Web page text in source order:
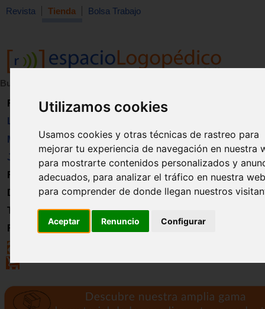
Utilizamos cookies
Usamos cookies y otras técnicas de rastreo para
mejorar tu experiencia de navegación en nuestra
para mostrarte contenidos personalizados y
adecuados, para analizar el tráfico en nuestra
para comprender de donde llegan nuestros
Aceptar Renuncio Configurar
Revista Tienda Bolsa Trabajo
Buscar:
Revista
Libros
Material
Juguetes
Formación
Directorio
Trabajo
Registro